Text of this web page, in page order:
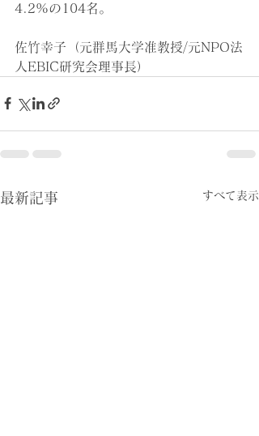
4.2%の104名。
佐竹幸子（元群馬大学准教授/元NPO法
人EBIC研究会理事長）
最新記事 すべて表示